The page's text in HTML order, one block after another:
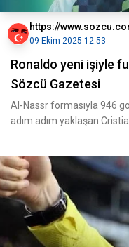
https://
09 Ekim 2025 12:53
Ronaldo yeni işiyle
Sözcü Gazetesi
Al-Nassr formasıyla 946
adım adım yaklaşan